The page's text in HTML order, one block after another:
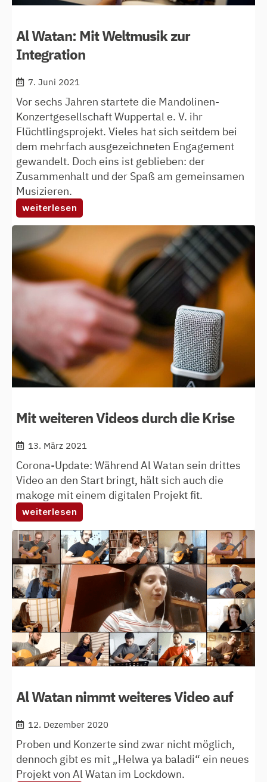
Al Watan: Mit Weltmusik zur
Integration
7. Juni 2021
Vor sechs Jahren startete die Mandolinen-
Konzertgesellschaft Wuppertal e. V. ihr
Flüchtlingsprojekt. Vieles hat sich seitdem bei
dem mehrfach ausgezeichneten Engagement
gewandelt. Doch eins ist geblieben: der
Zusammenhalt und der Spaß am gemeinsamen
Musizieren.
weiterlesen
al
watan:
weltmusik
zur
integration
Mit weiteren Videos durch die Krise
13. März 2021
Corona-Update: Während Al Watan sein drittes
Video an den Start bringt, hält sich auch die
makoge mit einem digitalen Projekt fit.
weiterlesen
mit
weiteren
videos
durch
die
krise
Al Watan nimmt weiteres Video auf
12. Dezember 2020
Proben und Konzerte sind zwar nicht möglich,
dennoch gibt es mit „Helwa ya baladi“ ein neues
Projekt von Al Watan im Lockdown.